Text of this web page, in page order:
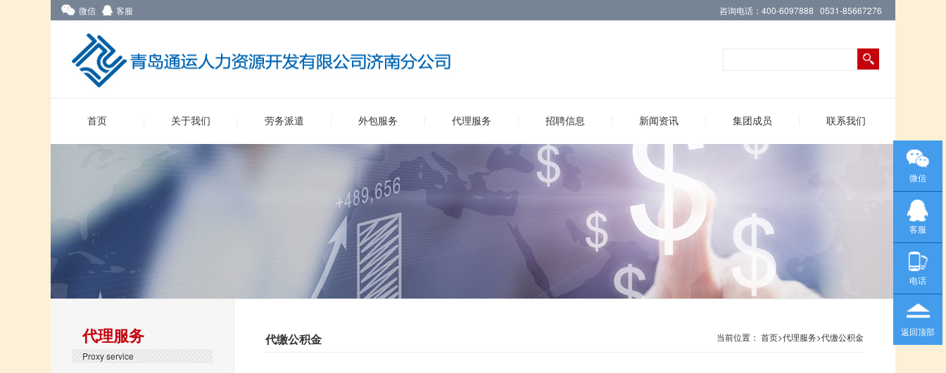
微信 客服 咨询电话：400-6097888 0531-85667276
首页 关于我们 劳务派遣 外包服务 代理服务 招聘信息 新闻资讯 集团成员 联系我们
代理服务
Proxy service
当前位置： 首页>代理服务>代缴公积金
代缴公积金
微信
客服
电话
返回顶部